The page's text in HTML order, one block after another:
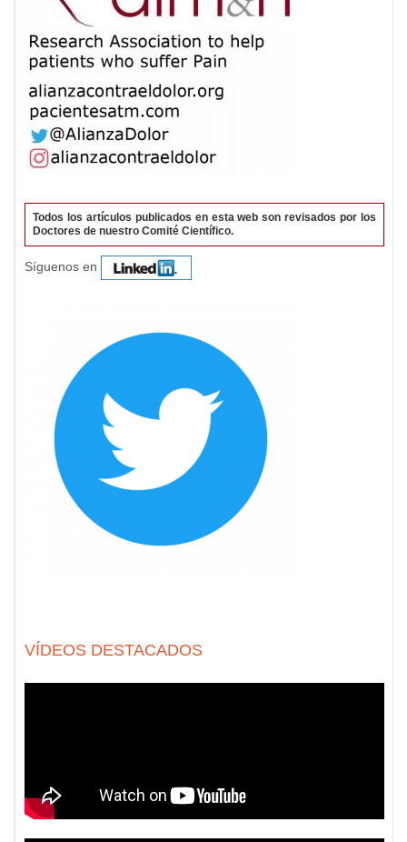
Todos los artículos publicados en esta web son revisados por los
Doctores de nuestro Comité Científico.
Síguenos en
VÍDEOS DESTACADOS